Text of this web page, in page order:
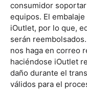
consumidor
equipos. El
iOutlet, por lo que,
serán
nos haga en correo
haciéndose iOutlet
daño durante el
válidos para el